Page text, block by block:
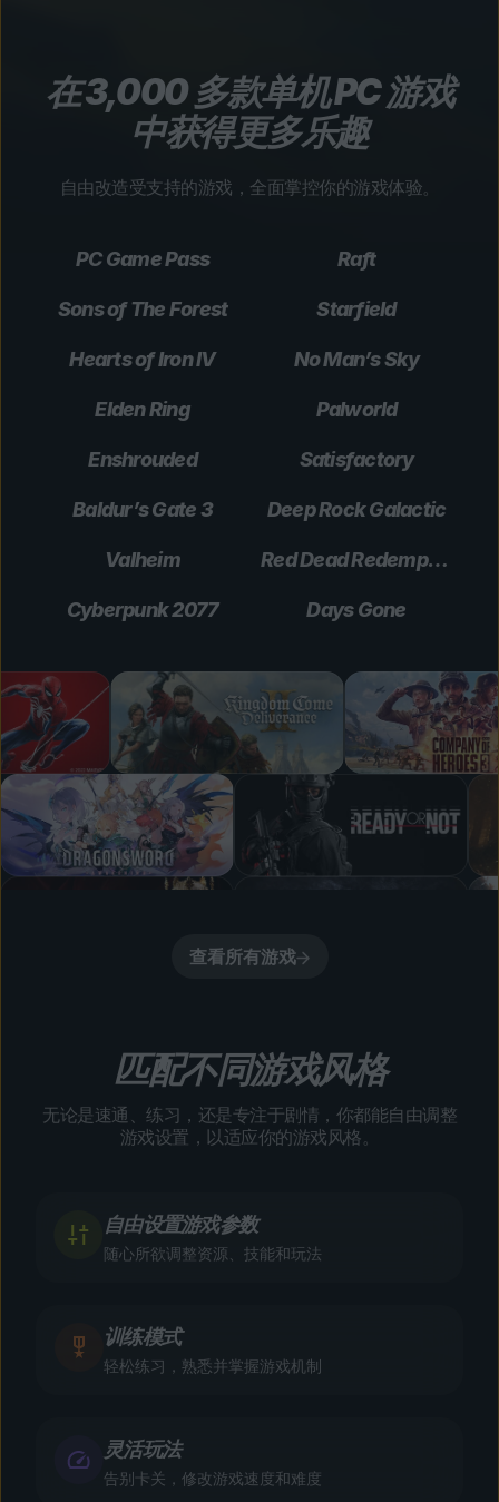
在 3,000 多款单机 PC 游戏
中获得更多乐趣
自由改造受支持的游戏，全面掌控你的游戏体验。
PC Game Pass Raft
Sons of The Forest Starfield
Hearts of Iron IV No Man’s Sky
Elden Ring Palworld
Enshrouded Satisfactory
Baldur’s Gate 3 Deep Rock Galactic
Valheim Red Dead Redemption 2
Cyberpunk 2077 Days Gone
查看所有游戏
匹配不同游戏风格
无论是速通、练习，还是专注于剧情，你都能自由调整
游戏设置，以适应你的游戏风格。
自由设置游戏参数
随心所欲调整资源、技能和玩法
训练模式
轻松练习，熟悉并掌握游戏机制
灵活玩法
告别卡关，修改游戏速度和难度